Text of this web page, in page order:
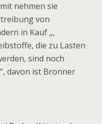
nehmen sie
von
in Kauf „,
die zu Lasten
sind noch
davon ist Bronner